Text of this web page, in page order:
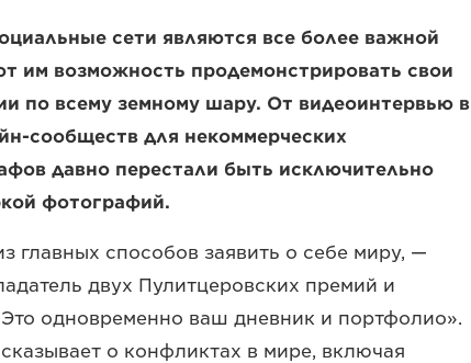
сети являются все более важной
им возможность продемонстрировать свои
по всему земному шару. От видеоинтервью в
сообществ для некоммерческих
давно перестали быть исключительно
фотографий.
главных способов заявить о себе миру, —
двух Пулитцеровских премий и
одновременно ваш дневник и портфолио».
о конфликтах в мире, включая